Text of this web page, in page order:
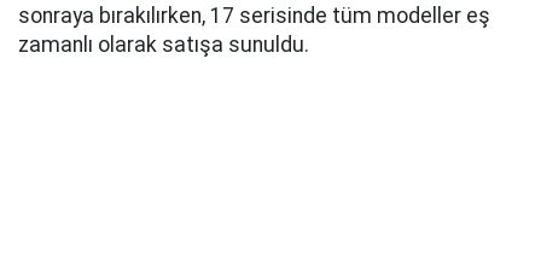
sonraya bırakılırken, 17 serisinde tüm modeller eş
zamanlı olarak satışa sunuldu.